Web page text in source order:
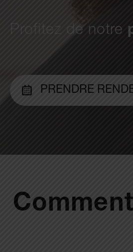
Profitez de notre
PRENDRE